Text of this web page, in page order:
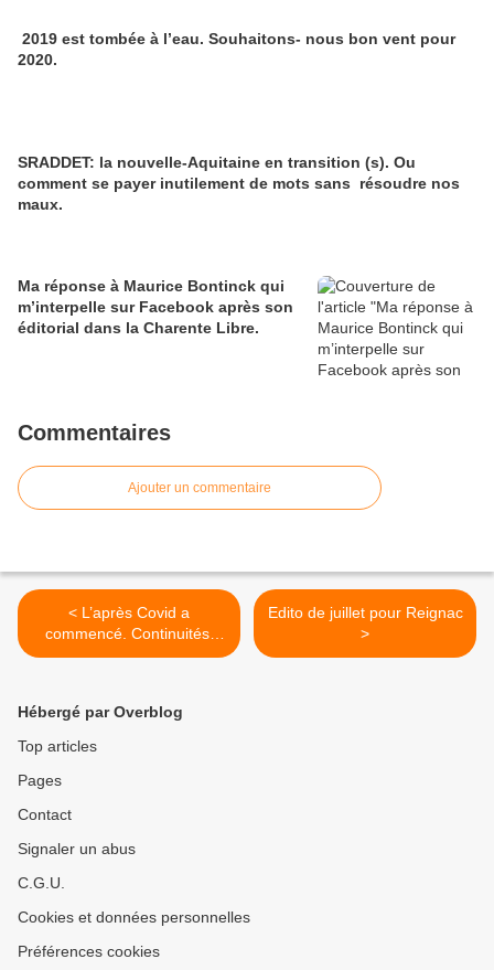
2019 est tombée à l’eau. Souhaitons- nous bon vent pour
2020.
SRADDET: la nouvelle-Aquitaine en transition (s). Ou
comment se payer inutilement de mots sans résoudre nos
maux.
Ma réponse à Maurice Bontinck qui
m’interpelle sur Facebook après son
éditorial dans la Charente Libre.
Commentaires
Ajouter un commentaire
< L’après Covid a
commencé. Continuités,
infléchissements et ruptures
Edito de juillet pour Reignac
>
Hébergé par Overblog
Top articles
Pages
Contact
Signaler un abus
C.G.U.
Cookies et données personnelles
Préférences cookies